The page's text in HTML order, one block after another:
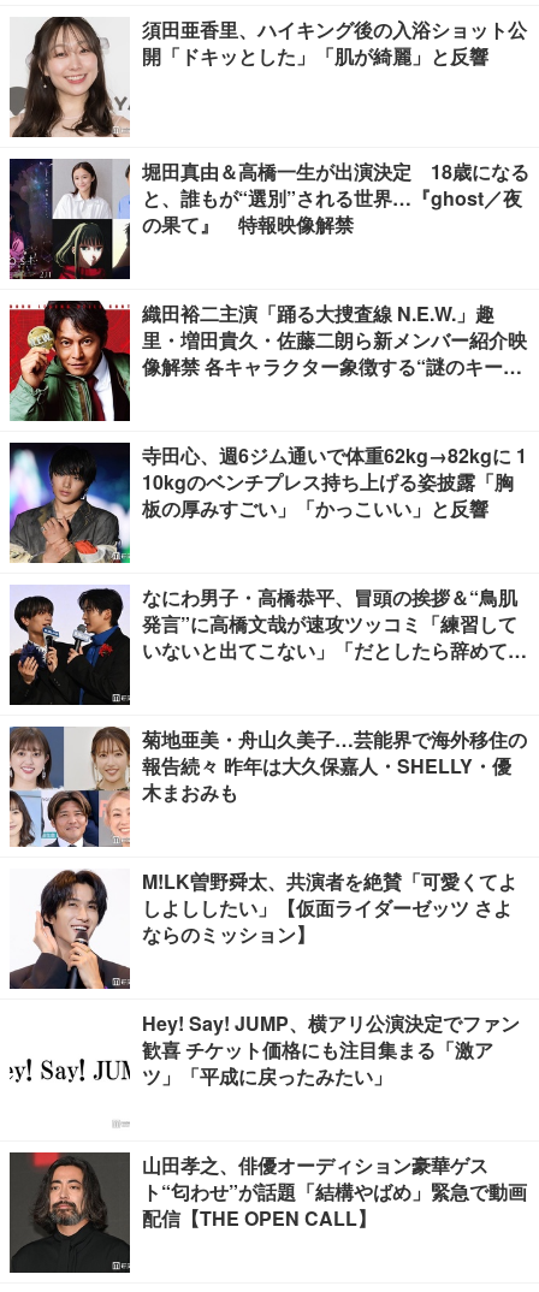
須田亜香里、ハイキング後の入浴ショット公
開「ドキッとした」「肌が綺麗」と反響
堀田真由＆高橋一生が出演決定 18歳になる
と、誰もが“選別”される世界…『ghost／夜
の果て』 特報映像解禁
織田裕二主演「踊る大捜査線 N.E.W.」趣
里・増田貴久・佐藤二朗ら新メンバー紹介映
像解禁 各キャラクター象徴する“謎のキーワ
寺田心、週6ジム通いで体重62kg→82kgに 1
10kgのベンチプレス持ち上げる姿披露「胸
板の厚みすごい」「かっこいい」と反響
なにわ男子・高橋恭平、冒頭の挨拶＆“鳥肌
発言”に高橋文哉が速攻ツッコミ「練習して
いないと出てこない」「だとしたら辞めてく
菊地亜美・舟山久美子…芸能界で海外移住の
報告続々 昨年は大久保嘉人・SHELLY・優
木まおみも
M!LK曽野舜太、共演者を絶賛「可愛くてよ
しよししたい」【仮面ライダーゼッツ さよ
ならのミッション】
Hey! Say! JUMP、横アリ公演決定でファン
歓喜 チケット価格にも注目集まる「激ア
ツ」「平成に戻ったみたい」
山田孝之、俳優オーディション豪華ゲス
ト“匂わせ”が話題「結構やばめ」緊急で動画
配信【THE OPEN CALL】